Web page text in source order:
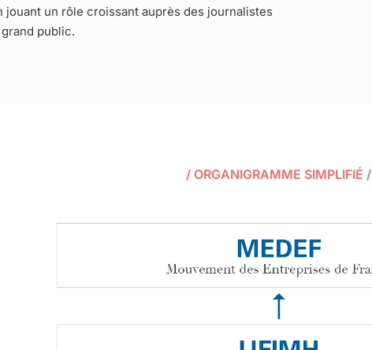
jouant un rôle croissant auprès des journalistes
public.
/ ORGANIGRAMME SIMPLIFIÉ /